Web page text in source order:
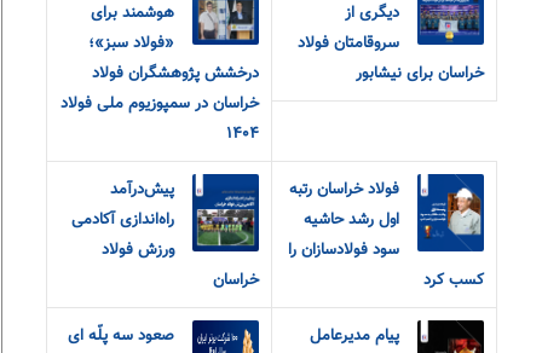
دیگری از
سروقامتان فولاد
خراسان برای نیشابور
هوشمند برای
«فولاد سبز»؛
درخشش پژوهشگران فولاد
خراسان در سمپوزیوم ملی فولاد
۱۴۰۴
فولاد خراسان رتبه
اول رشد حاشیه
سود فولادسازان را
کسب کرد
پیش‌درآمد
راه‌اندازی آکادمی
ورزش فولاد
خراسان
پیام مدیرعامل
صعود سه پلّه ای